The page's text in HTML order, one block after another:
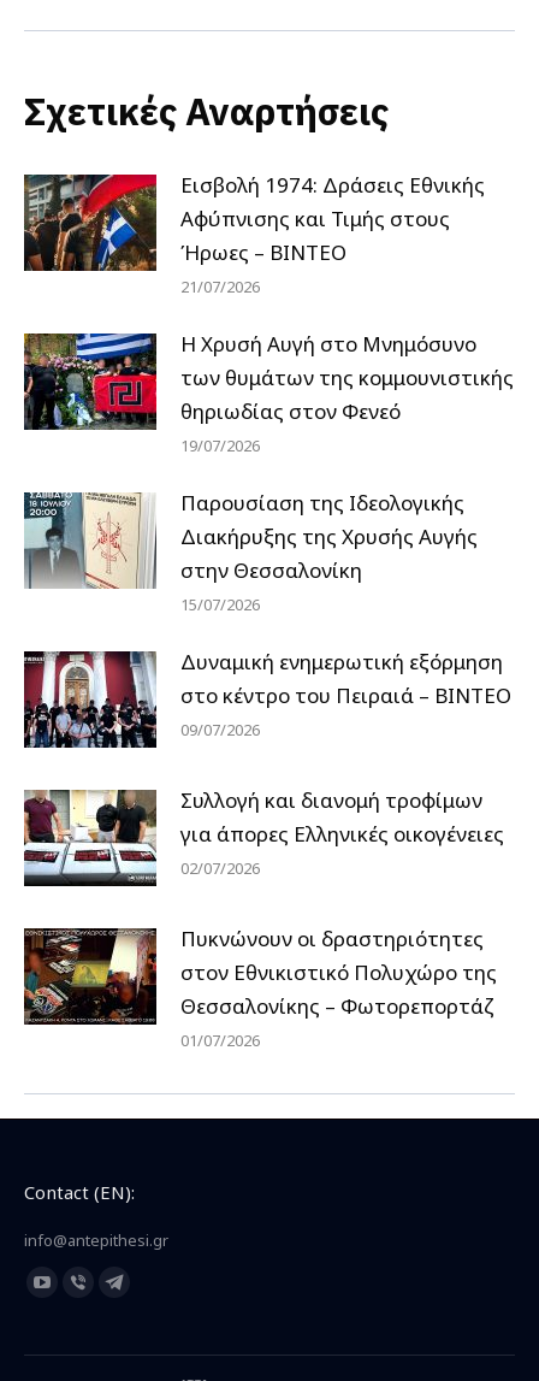
Σχετικές Αναρτήσεις
Εισβολή 1974: Δράσεις Εθνικής
Αφύπνισης και Τιμής στους
Ήρωες – ΒΙΝΤΕΟ
21/07/2026
Η Χρυσή Αυγή στο Μνημόσυνο
των θυμάτων της κομμουνιστικής
θηριωδίας στον Φενεό
19/07/2026
Παρουσίαση της Ιδεολογικής
Διακήρυξης της Χρυσής Αυγής
στην Θεσσαλονίκη
15/07/2026
Δυναμική ενημερωτική εξόρμηση
στο κέντρο του Πειραιά – ΒΙΝΤΕΟ
09/07/2026
Συλλογή και διανομή τροφίμων
για άπορες Ελληνικές οικογένειες
02/07/2026
Πυκνώνουν οι δραστηριότητες
στον Εθνικιστικό Πολυχώρο της
Θεσσαλονίκης – Φωτορεπορτάζ
01/07/2026
Contact (EN):
info@antepithesi.gr
Find us on:
YouTube
opens
Viber
opens
Telegram
opens